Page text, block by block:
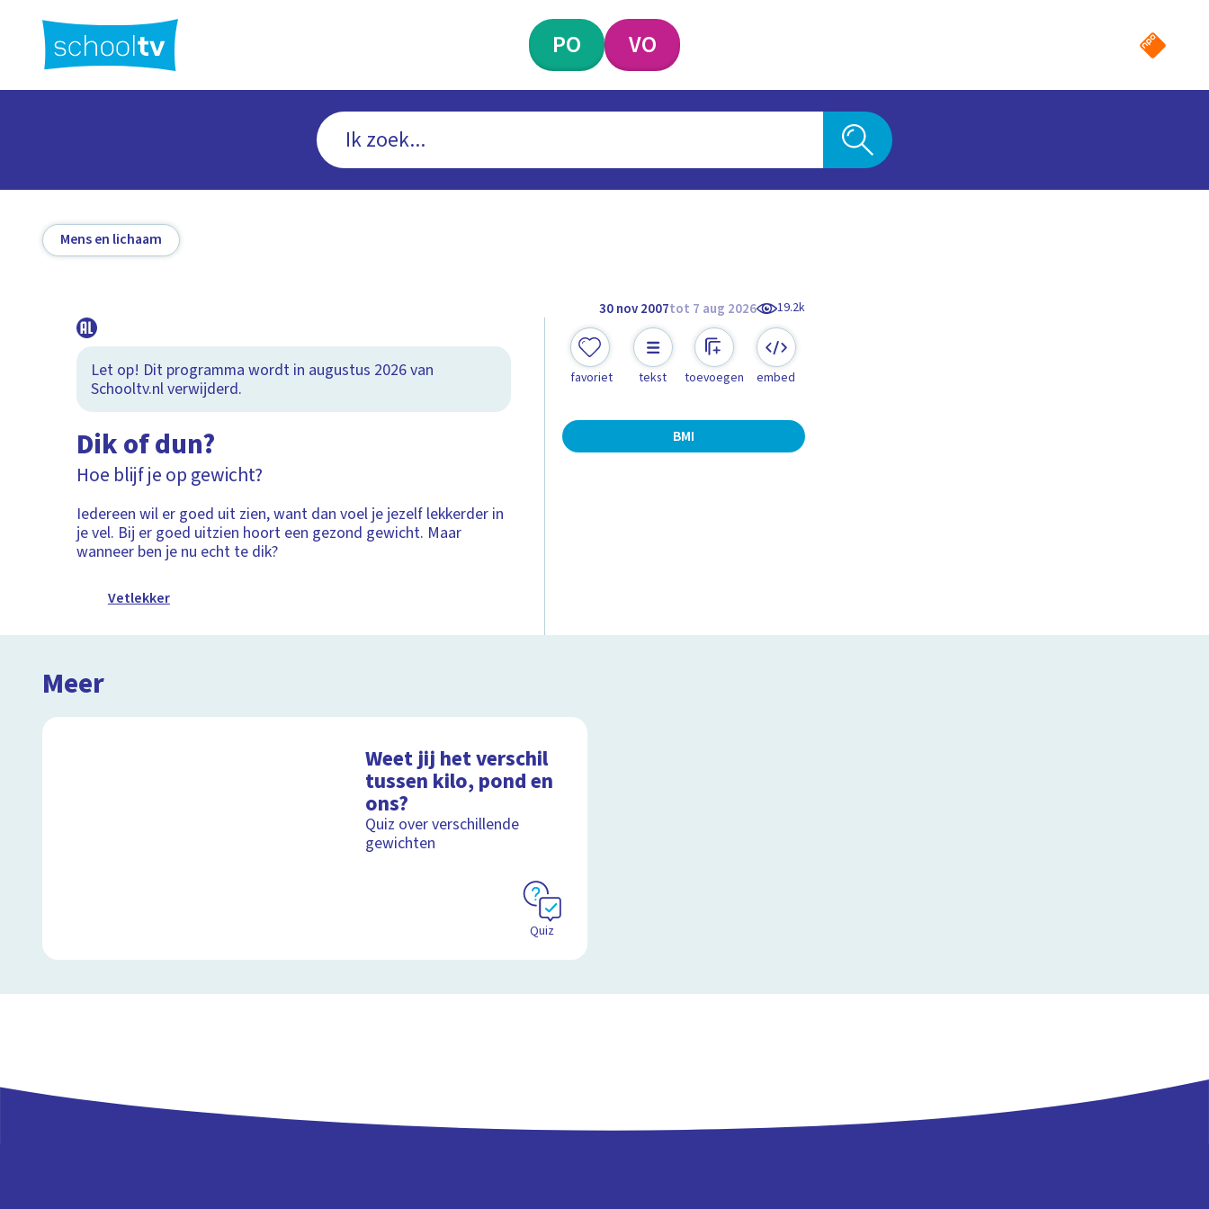
hoofdinhoud
PO VO
Mens en lichaam
30 nov 2007tot 7 aug 2026 19.2k
Let op! Dit programma wordt in augustus 2026 van
Schooltv.nl verwijderd.
Dik of dun?
Hoe blijf je op gewicht?
Iedereen wil er goed uit zien, want dan voel je jezelf lekkerder in
je vel. Bij er goed uitzien hoort een gezond gewicht. Maar
wanneer ben je nu echt te dik?
Vetlekker
favoriet tekst toevoegen embed
BMI
Meer
Weet jij het verschil
tussen kilo, pond en
ons?
Quiz over verschillende
gewichten
Quiz